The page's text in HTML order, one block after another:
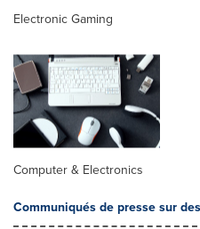
Electronic Gaming
Computer & Electronics
Communiqués de presse sur